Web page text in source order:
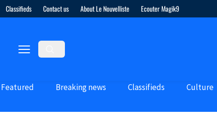
Classifieds Contact us About Le Nouvelliste Ecouter Magik9
Featured Breaking news Classifieds Culture